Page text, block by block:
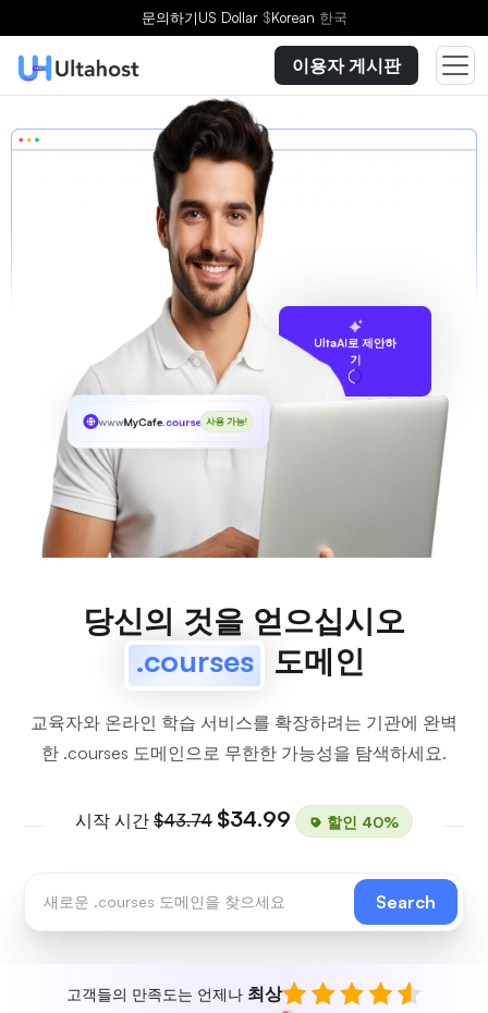
문의하기US Dollar $Korean 한국
이용자 게시판
UltaAI로 제안하
기
wwwMyCafe.courses사용 가능!
당신의 것을 얻으십시오
.courses 도메인
교육자와 온라인 학습 서비스를 확장하려는 기관에 완벽
한 .courses 도메인으로 무한한 가능성을 탐색하세요.
시작 시간 $43.74 $34.99 할인 40%
Search
고객들의 만족도는 언제나 최상